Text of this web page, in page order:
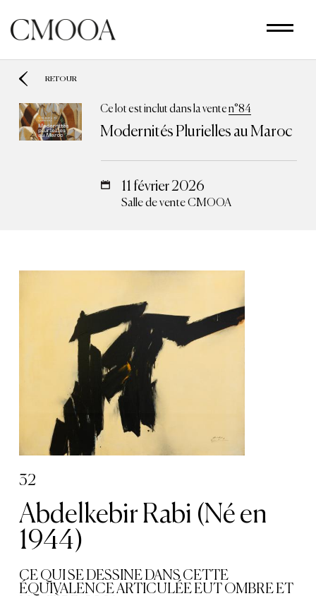
contenu
principal
RETOUR
Ce lot est inclut dans la venten°84
Modernités Plurielles au Maroc
11 février 2026
Salle de vente CMOOA
32
Abdelkebir Rabi (Né en
1944)
CE QUI SE DESSINE DANS CETTE
ÉQUIVALENCE ARTICULÉE EUT OMBRE ET